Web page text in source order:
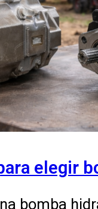
elegir
bomba